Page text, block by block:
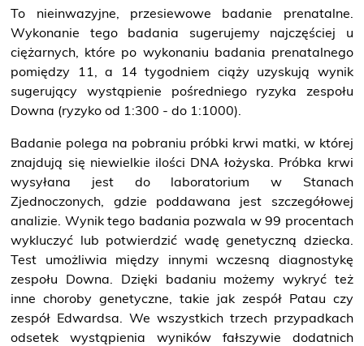
To nieinwazyjne, przesiewowe badanie prenatalne.
Wykonanie tego badania sugerujemy najczęściej u
ciężarnych, które po wykonaniu badania prenatalnego
pomiędzy 11, a 14 tygodniem ciąży uzyskują wynik
sugerujący wystąpienie pośredniego ryzyka zespołu
Downa (ryzyko od 1:300 - do 1:1000).
Badanie polega na pobraniu próbki krwi matki, w której
znajdują się niewielkie ilości DNA łożyska. Próbka krwi
wysyłana jest do laboratorium w Stanach
Zjednoczonych, gdzie poddawana jest szczegółowej
analizie. Wynik tego badania pozwala w 99 procentach
wykluczyć lub potwierdzić wadę genetyczną dziecka.
Test umożliwia między innymi wczesną diagnostykę
zespołu Downa. Dzięki badaniu możemy wykryć też
inne choroby genetyczne, takie jak zespół Patau czy
zespół Edwardsa. We wszystkich trzech przypadkach
odsetek wystąpienia wyników fałszywie dodatnich